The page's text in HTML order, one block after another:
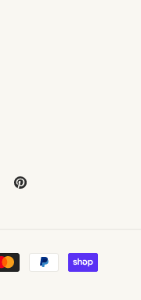
Pinterest